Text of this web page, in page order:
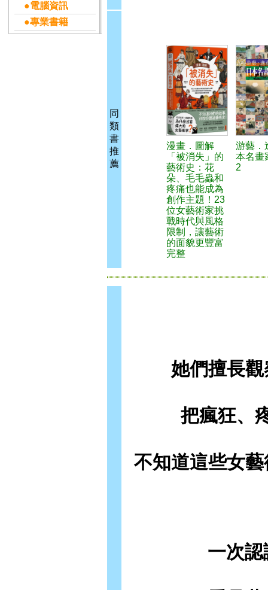
●電腦資訊
●專業書籍
同
類
書
推
薦
漫畫．圖解
「被消失」的
藝術史：花
朵、毛毛蟲和
疼痛也能成為
創作主題！23
位女藝術家挑
戰時代與風格
限制，讓藝術
的面貌更豐富
完整
游藝．
本名畫
2
她們擅長
把瘋狂、
不知道這些女
一次